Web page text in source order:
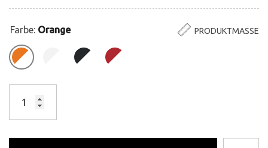
Farbe: Orange PRODUKTMASSE